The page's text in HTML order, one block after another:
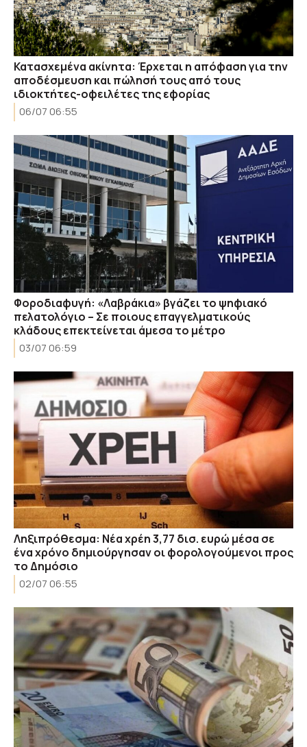
Κατασχεμένα ακίνητα: Έρχεται η απόφαση για την
αποδέσμευση και πώλησή τους από τους
ιδιοκτήτες-οφειλέτες της εφορίας
06/07 06:55
Φοροδιαφυγή: «Λαβράκια» βγάζει το ψηφιακό
πελατολόγιο – Σε ποιους επαγγελματικούς
κλάδους επεκτείνεται άμεσα το μέτρο
03/07 06:59
Ληξιπρόθεσμα: Νέα χρέη 3,77 δισ. ευρώ μέσα σε
ένα χρόνο δημιούργησαν οι φορολογούμενοι προς
το Δημόσιο
02/07 06:55